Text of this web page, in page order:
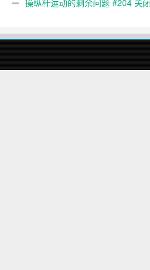
gcode 注释。 #444 关闭
操纵杆运动的剩余问题 #204 关闭